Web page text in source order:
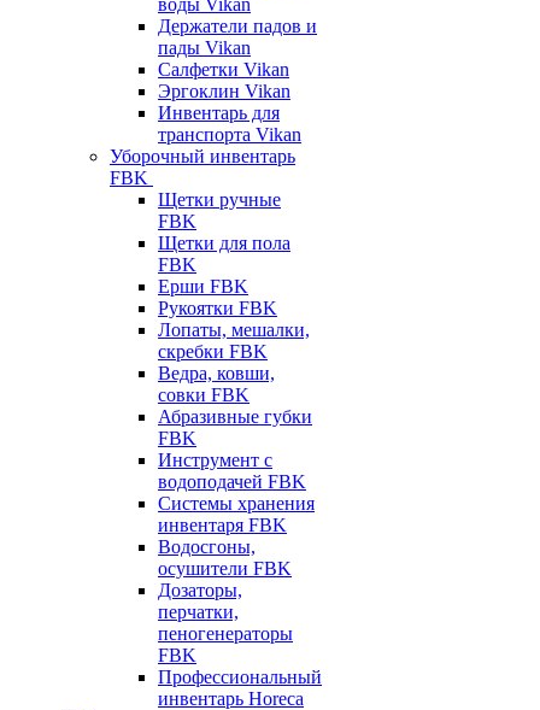
воды Vikan
Держатели падов и
пады Vikan
Салфетки Vikan
Эргоклин Vikan
Инвентарь для
транспорта Vikan
Уборочный инвентарь
FBK
Щетки ручные
FBK
Щетки для пола
FBK
Ерши FBK
Рукоятки FBK
Лопаты, мешалки,
скребки FBK
Ведра, ковши,
совки FBK
Абразивные губки
FBK
Инструмент с
водоподачей FBK
Системы хранения
инвентаря FBK
Водосгоны,
осушители FBK
Дозаторы,
перчатки,
пеногенераторы
FBK
Профессиональный
инвентарь Horeca